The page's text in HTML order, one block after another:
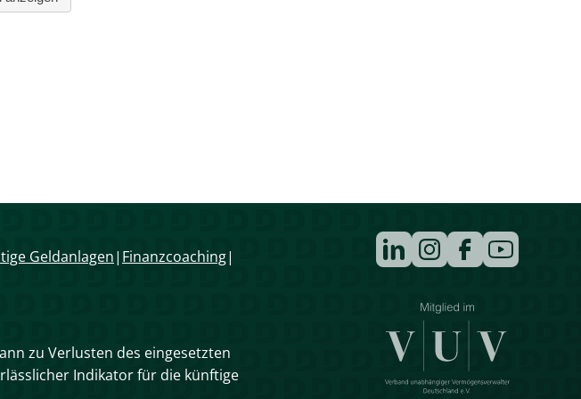
Geldanlagen Finanzcoaching
zu Verlusten des eingesetzten
Indikator für die künftige
Navigation
überspringen